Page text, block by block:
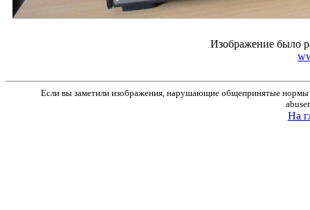
Изображение было
Если вы заметили изображения, нарушающие общепринятые нормы
На